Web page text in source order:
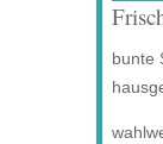
bunte